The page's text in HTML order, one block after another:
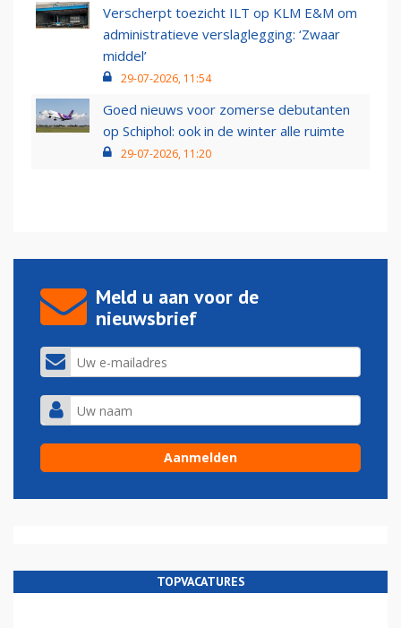
Verscherpt toezicht ILT op KLM E&M om
administratieve verslaglegging: ‘Zwaar
middel’
29-07-2026, 11:54
Goed nieuws voor zomerse debutanten
op Schiphol: ook in de winter alle ruimte
29-07-2026, 11:20
Meld u aan voor de
nieuwsbrief
TOPVACATURES